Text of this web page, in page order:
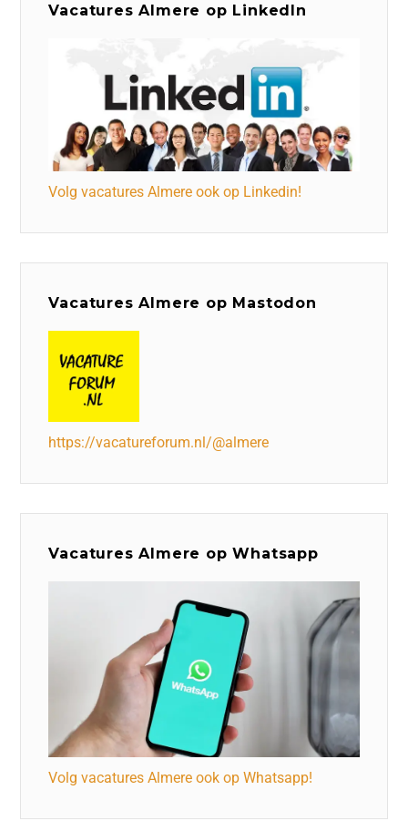
Vacatures Almere op LinkedIn
Volg vacatures Almere ook op Linkedin!
Vacatures Almere op Mastodon
https://vacatureforum.nl/@almere
Vacatures Almere op Whatsapp
Volg vacatures Almere ook op Whatsapp!